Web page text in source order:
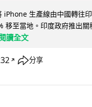
iPhone 生產線由中國轉往
移至當地。印度政府推出
閱讀全文
↗ 分享